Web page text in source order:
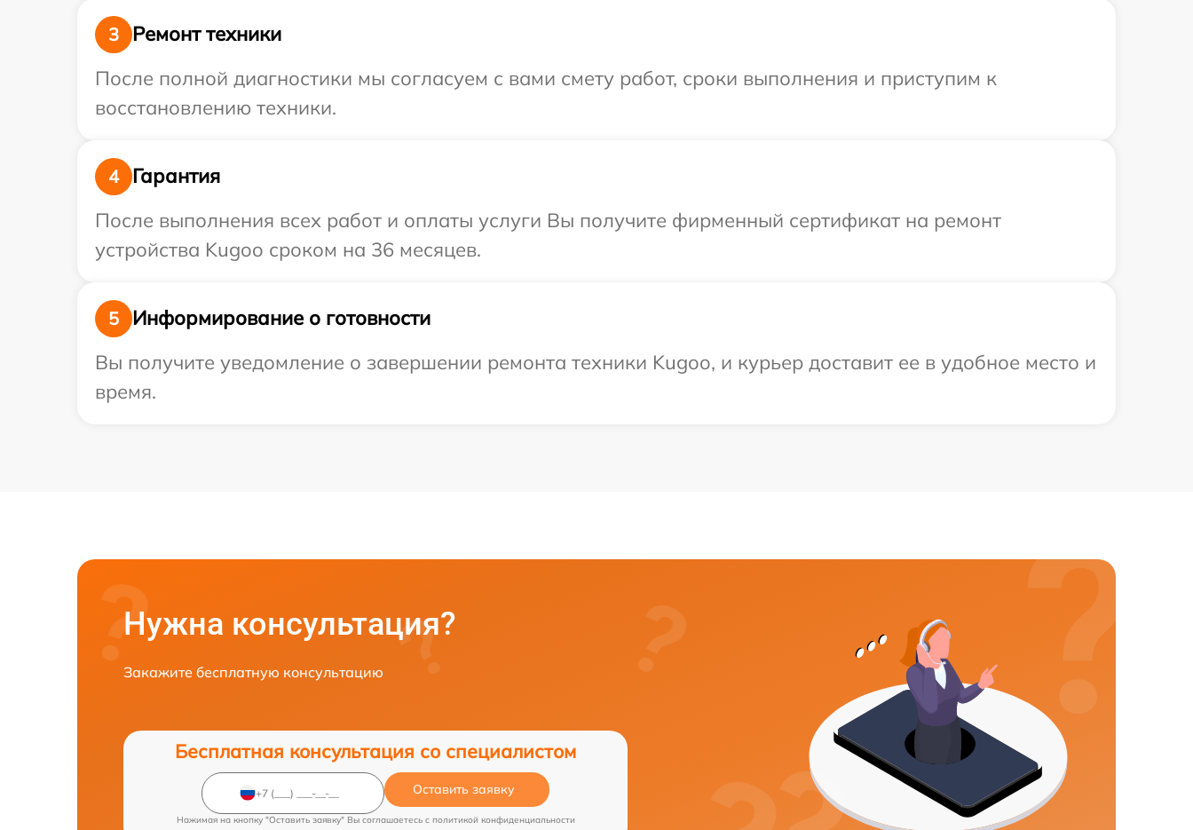
3
Ремонт техники
После полной диагностики мы согласуем с вами смету работ, сроки выполнения и приступим к
восстановлению техники.
4
Гарантия
После выполнения всех работ и оплаты услуги Вы получите фирменный сертификат на ремонт
устройства Kugoo сроком на 36 месяцев.
5
Информирование о готовности
Вы получите уведомление о завершении ремонта техники Kugoo, и курьер доставит ее в удобное место и
время.
Нужна консультация?
Закажите бесплатную консультацию
Бесплатная консультация со специалистом
Оставить заявку
Нажимая на кнопку "Оставить заявку" Вы соглашаетесь c политикой конфиденциальности